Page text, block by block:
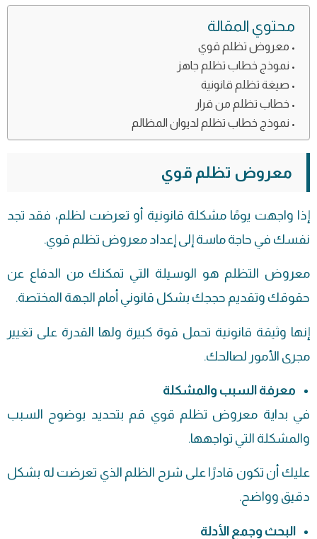
محتوي المقالة
معروض تظلم قوي
نموذج خطاب تظلم جاهز
صيغة تظلم قانونية
خطاب تظلم من قرار
نموذج خطاب تظلم لديوان المظالم
معروض تظلم قوي
إذا واجهت يومًا مشكلة قانونية أو تعرضت لظلم، فقد تجد
نفسك في حاجة ماسة إلى إعداد معروض تظلم قوي.
معروض التظلم هو الوسيلة التي تمكنك من الدفاع عن
حقوقك وتقديم حججك بشكل قانوني أمام الجهة المختصة.
إنها وثيقة قانونية تحمل قوة كبيرة ولها القدرة على تغيير
مجرى الأمور لصالحك.
معرفة السبب والمشكلة
في بداية معروض تظلم قوي قم بتحديد بوضوح السبب
والمشكلة التي تواجهها.
عليك أن تكون قادرًا على شرح الظلم الذي تعرضت له بشكل
دقيق وواضح.
البحث وجمع الأدلة